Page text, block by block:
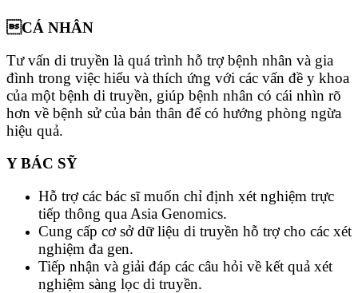
CÁ NHÂN
Tư vấn di truyền là quá trình hỗ trợ bệnh nhân và gia
đình trong việc hiểu và thích ứng với các vấn đề y khoa
của một bệnh di truyền, giúp bệnh nhân có cái nhìn rõ
hơn về bệnh sử của bản thân để có hướng phòng ngừa
hiệu quả.
Y BÁC SỸ
Hỗ trợ các bác sĩ muốn chỉ định xét nghiệm trực
tiếp thông qua Asia Genomics.
Cung cấp cơ sở dữ liệu di truyền hỗ trợ cho các xét
nghiệm đa gen.
Tiếp nhận và giải đáp các câu hỏi về kết quả xét
nghiệm sàng lọc di truyền.